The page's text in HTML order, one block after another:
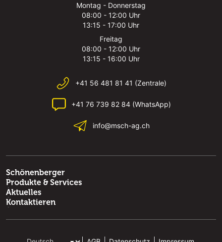
Montag - Donnerstag
08:00 - 12:00 Uhr
13:15 - 17:00 Uhr
Freitag
08:00 - 12:00 Uhr
13:15 - 16:00 Uhr
+41 56 481 81 41 (Zentrale)
+41 76 739 82 84 (WhatsApp)
info@msch-ag.ch
Schönenberger
Produkte & Services
Aktuelles
Kontaktieren